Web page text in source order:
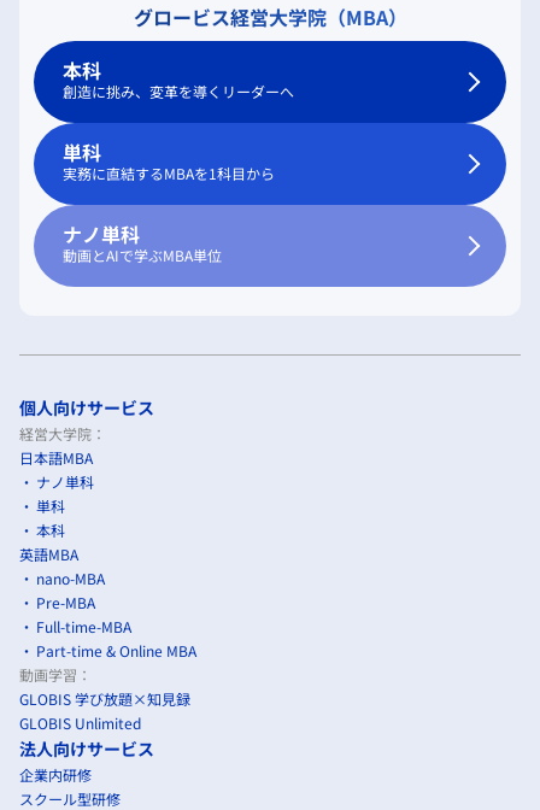
グロービス経営大学院（MBA）
本科
創造に挑み、変革を導くリーダーへ
単科
実務に直結するMBAを1科目から
ナノ単科
動画とAIで学ぶMBA単位
個人向けサービス
経営大学院：
日本語MBA
ナノ単科
単科
本科
英語MBA
nano-MBA
Pre-MBA
Full-time-MBA
Part-time & Online MBA
動画学習：
GLOBIS 学び放題×知見録
GLOBIS Unlimited
法人向けサービス
企業内研修
スクール型研修